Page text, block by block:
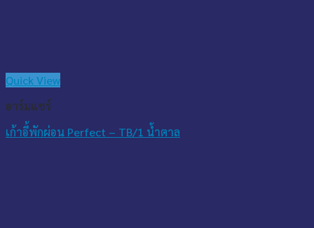
Quick View
อาร์มแชร์
เก้าอี้พักผ่อน Perfect – TB/1 น้ำตาล